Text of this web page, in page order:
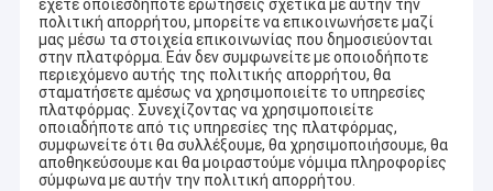
έχετε οποιεσδήποτε ερωτήσεις σχετικά με αυτήν την
πολιτική απορρήτου, μπορείτε να επικοινωνήσετε μαζί
μας μέσω τα στοιχεία επικοινωνίας που δημοσιεύονται
στην πλατφόρμα. Εάν δεν συμφωνείτε με οποιοδήποτε
περιεχόμενο αυτής της πολιτικής απορρήτου, θα
σταματήσετε αμέσως να χρησιμοποιείτε το υπηρεσίες
πλατφόρμας. Συνεχίζοντας να χρησιμοποιείτε
οποιαδήποτε από τις υπηρεσίες της πλατφόρμας,
συμφωνείτε ότι θα συλλέξουμε, θα χρησιμοποιήσουμε, θα
αποθηκεύσουμε και θα μοιραστούμε νόμιμα πληροφορίες
σύμφωνα με αυτήν την πολιτική απορρήτου.